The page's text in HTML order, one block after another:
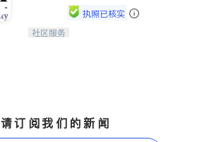
执照已核实
连接家长与社会，赋能孩子与下一代，
社区服务
请订阅我们的新闻